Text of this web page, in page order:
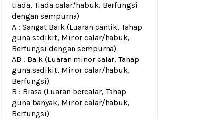
tiada, Tiada calar/habuk, Berfungsi
dengan sempurna)
A : Sangat Baik (Luaran cantik, Tahap
guna sedikit, Minor calar/habuk,
Berfungsi dengan sempurna)
AB : Baik (Luaran minor calar, Tahap
guna sedikit, Minor calar/habuk,
Berfungsi)
B : Biasa (Luaran bercalar, Tahap
guna banyak, Minor calar/habuk,
Berfungsi)